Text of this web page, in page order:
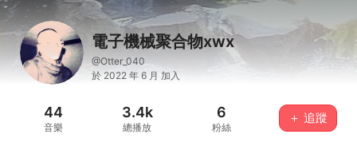
電子機械聚合物xwx
@Otter_040
於 2022 年 6 月 加入
44
音樂
3.4k
總播放
6
粉絲
＋ 追蹤